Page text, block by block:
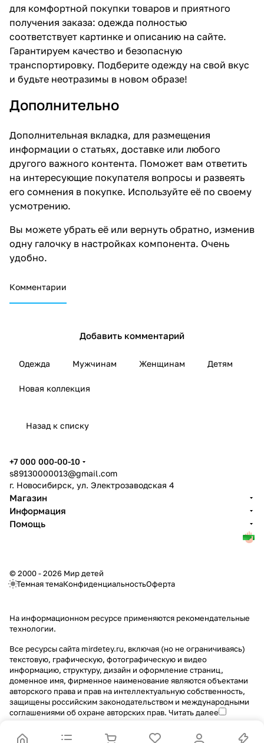
для комфортной покупки товаров и приятного
получения заказа: одежда полностью
соответствует картинке и описанию на сайте.
Гарантируем качество и безопасную
транспортировку. Подберите одежду на свой вкус
и будьте неотразимы в новом образе!
Дополнительно
Дополнительная вкладка, для размещения
информации о статьях, доставке или любого
другого важного контента. Поможет вам ответить
на интересующие покупателя вопросы и развеять
его сомнения в покупке. Используйте её по своему
усмотрению.
Вы можете убрать её или вернуть обратно, изменив
одну галочку в настройках компонента. Очень
удобно.
Комментарии
Добавить комментарий
Одежда Мужчинам Женщинам Детям
Новая коллекция
Назад к списку
+7 000 000-00-10
s89130000013@gmail.com
г. Новосибирск, ул. Электрозаводская 4
Магазин
Информация
Помощь
© 2000 - 2026 Мир детей
Темная темаКонфиденциальностьОферта
На информационном ресурсе применяются рекомендательные
технологии.
Все ресурсы сайта mirdetey.ru, включая (но не ограничиваясь)
текстовую, графическую, фотографическую и видео
информацию, структуру, дизайн и оформление страниц,
доменное имя, фирменное наименование являются объектами
авторского права и прав на интеллектуальную собственность,
защищены российским законодательством и международными
соглашениями об охране авторских прав. Читать далее